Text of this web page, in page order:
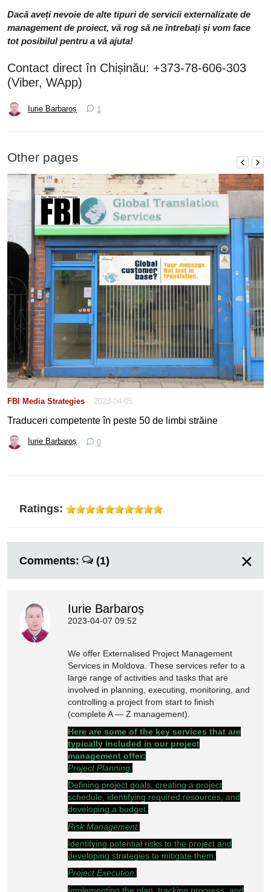
Dacă aveți nevoie de alte tipuri de servicii externalizate de
management de proiect, vă rog să ne întrebați și vom face
tot posibilul pentru a vă ajuta!
Contact direct în Chișinău: +373-78-606-303
(Viber, WApp)
Iurie Barbaroș 1
Other pages
FBI Media Strategies 2023-04-05
Traduceri competente în peste 50 de limbi străine
Iurie Barbaroș 0
Ratings:
Comments: (1)
Iurie Barbaroș
2023-04-07 09:52
We offer Externalised Project Management
Services in Moldova. These services refer to a
large range of activities and tasks that are
involved in planning, executing, monitoring, and
controlling a project from start to finish
(complete A — Z management).
Here are some of the key services that are
typically included in our project
management offer:
Project Planning:
Defining project goals, creating a project
schedule, identifying required resources, and
developing a budget.
Risk Management:
Identifying potential risks to the project and
developing strategies to mitigate them.
Project Execution:
Implementing the plan, tracking progress, and